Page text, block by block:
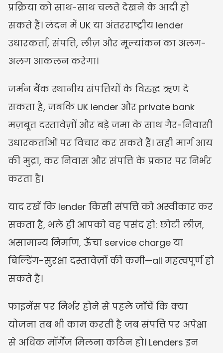
प्रक्रिया को साथ-साथ चलते देखने के आदी हो
सकते हैं। लंदन में UK या अंतरराष्ट्रीय lender
उधारकर्ता, संपत्ति, लीज़ और मूल्यांकन का अलग-
अलग आकलन करेगा।
जर्मन बैंक स्थानीय संपत्तियों के विरुद्ध ऋण दे
सकता है, जबकि UK lender और private bank
मज़बूत दस्तावेज़ों और बड़े जमा के साथ गैर-निवासी
उधारकर्ताओं पर विचार कर सकते हैं। सही मार्ग आय
की मुद्रा, कर निवास और संपत्ति के प्रकार पर निर्भर
करता है।
याद रखें कि lender किसी संपत्ति को अस्वीकार कर
सकता है, भले ही आपको वह पसंद हो: छोटी लीज़,
असामान्य निर्माण, ऊँचा service charge या
बिल्डिंग-सुरक्षा दस्तावेज़ों की कमी—all महत्वपूर्ण हो
सकते हैं।
फाइनेंस पर निर्भर होने से पहले जाँचें कि क्या
योजना तब भी काम करती है जब संपत्ति पर अपेक्षा
से अधिक मॉर्गेज मिलना कठिन हो। Lenders इन